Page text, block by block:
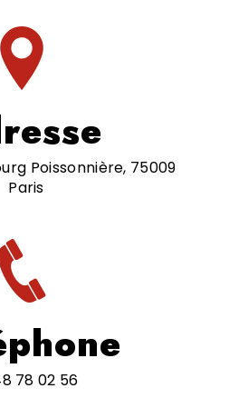
Poissonnière, 75009
Paris
78 02 56